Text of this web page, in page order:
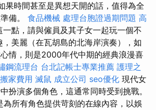
果時間甚至是異想天開的話，值得為全
備。 食品機械 處理台胞證過期問題 高
一點，請與僱員及其子女一起玩一個不
美麗（在瓦胡島的北海岸演奏），如
情，則是2000年代中期的經典浪漫喜
鋼流理台 台北記帳士專業推薦 護理之
搬家費用 滅鼠 成立公司 seo優化 現代女
扮演多個角色，這通常同時受到挑戰。
為所有角色提供苛刻的在線內容，以娛